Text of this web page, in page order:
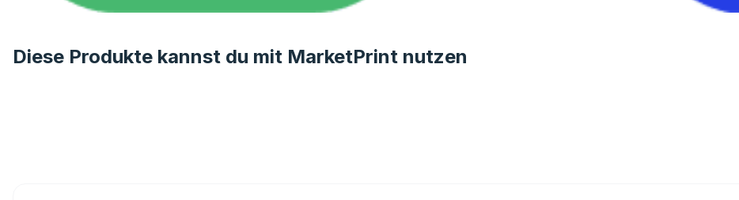
Diese Produkte kannst du mit MarketPrint nutzen